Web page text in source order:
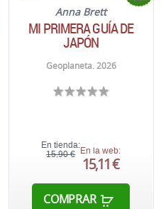
Anna Brett
MI PRIMERA GUÍA DE
JAPÓN
Geoplaneta. 2026
En tienda:
15,90 €
En la web:
15,11 €
COMPRAR